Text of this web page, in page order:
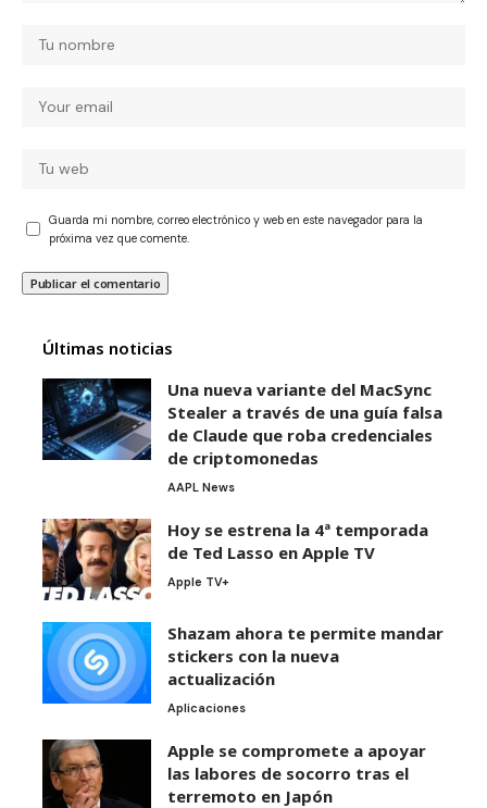
Guarda mi nombre, correo electrónico y web en este navegador para la
próxima vez que comente.
Últimas noticias
Una nueva variante del MacSync
Stealer a través de una guía falsa
de Claude que roba credenciales
de criptomonedas
AAPL News
Hoy se estrena la 4ª temporada
de Ted Lasso en Apple TV
Apple TV+
Shazam ahora te permite mandar
stickers con la nueva
actualización
Aplicaciones
Apple se compromete a apoyar
las labores de socorro tras el
terremoto en Japón